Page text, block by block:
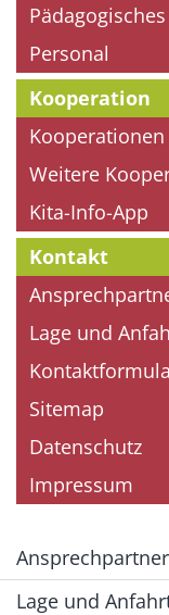
Personal
Kooperation
Weitere
Kita-Info-App
Kontakt
Lage und
Sitemap
Datenschutz
Impressum
Ansprechpartner
Lage und